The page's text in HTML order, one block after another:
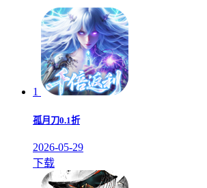
1
孤月刀0.1折
2026-05-29
下载